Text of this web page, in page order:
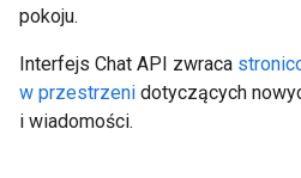
pokoju.
Interfejs Chat API zwraca
w przestrzeni dotyczących
i wiadomości.